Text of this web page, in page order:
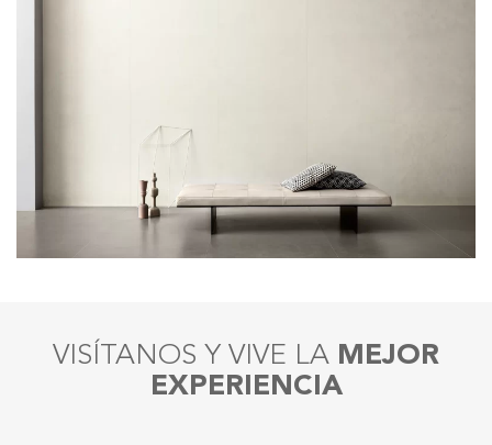
VISÍTANOS Y VIVE LA MEJOR
EXPERIENCIA